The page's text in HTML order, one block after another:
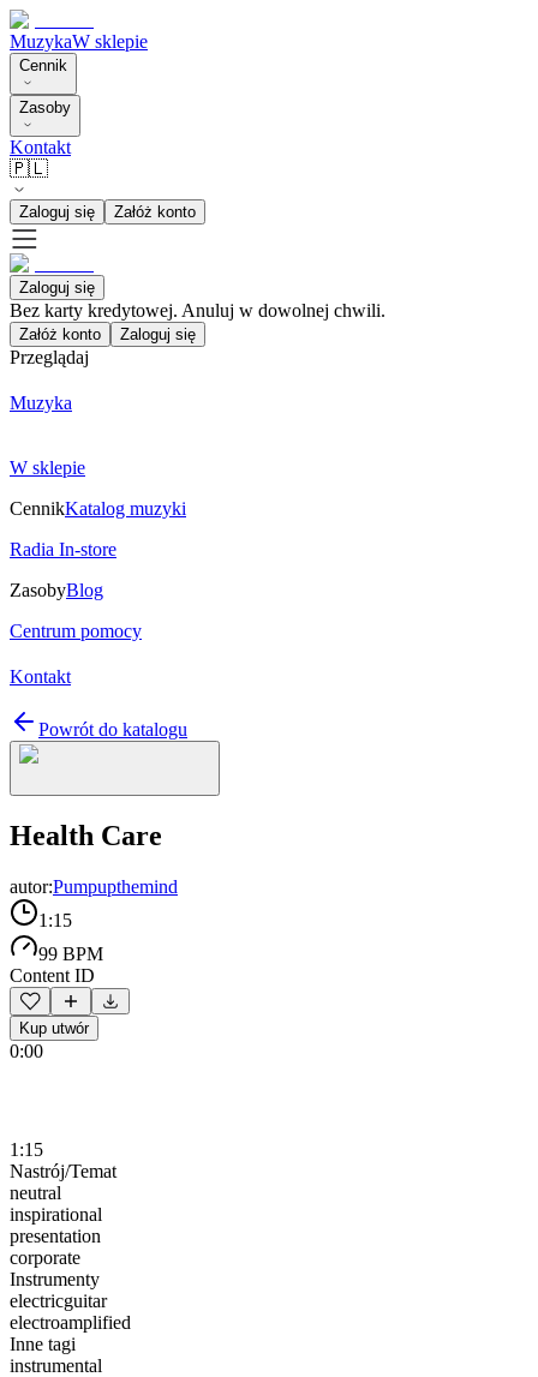
MuzykaW sklepie
Cennik
Zasoby
Kontakt
🇵🇱
Zaloguj się Załóż konto
Zaloguj się
Bez karty kredytowej. Anuluj w dowolnej chwili.
Załóż konto Zaloguj się
Przeglądaj
Muzyka
W sklepie
CennikKatalog muzyki
Radia In-store
ZasobyBlog
Centrum pomocy
Kontakt
Powrót do katalogu
Health Care
autor:Pumpupthemind
1:15
99 BPM
Content ID
Kup utwór
0:00
1:15
Nastrój/Temat
neutral
inspirational
presentation
corporate
Instrumenty
electricguitar
electroamplified
Inne tagi
instrumental